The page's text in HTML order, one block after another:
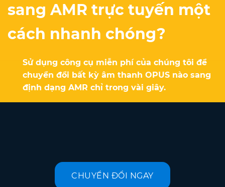
sang AMR trực tuyến một
cách nhanh chóng?
Sử dụng công cụ miễn phí của chúng tôi để
chuyển đổi bất kỳ âm thanh OPUS nào sang
định dạng AMR chỉ trong vài giây.
CHUYỂN ĐỔI NGAY